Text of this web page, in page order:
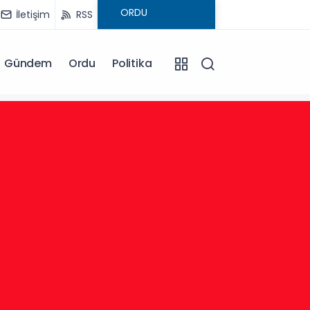
İletişim RSS
Gündem Ordu Politika